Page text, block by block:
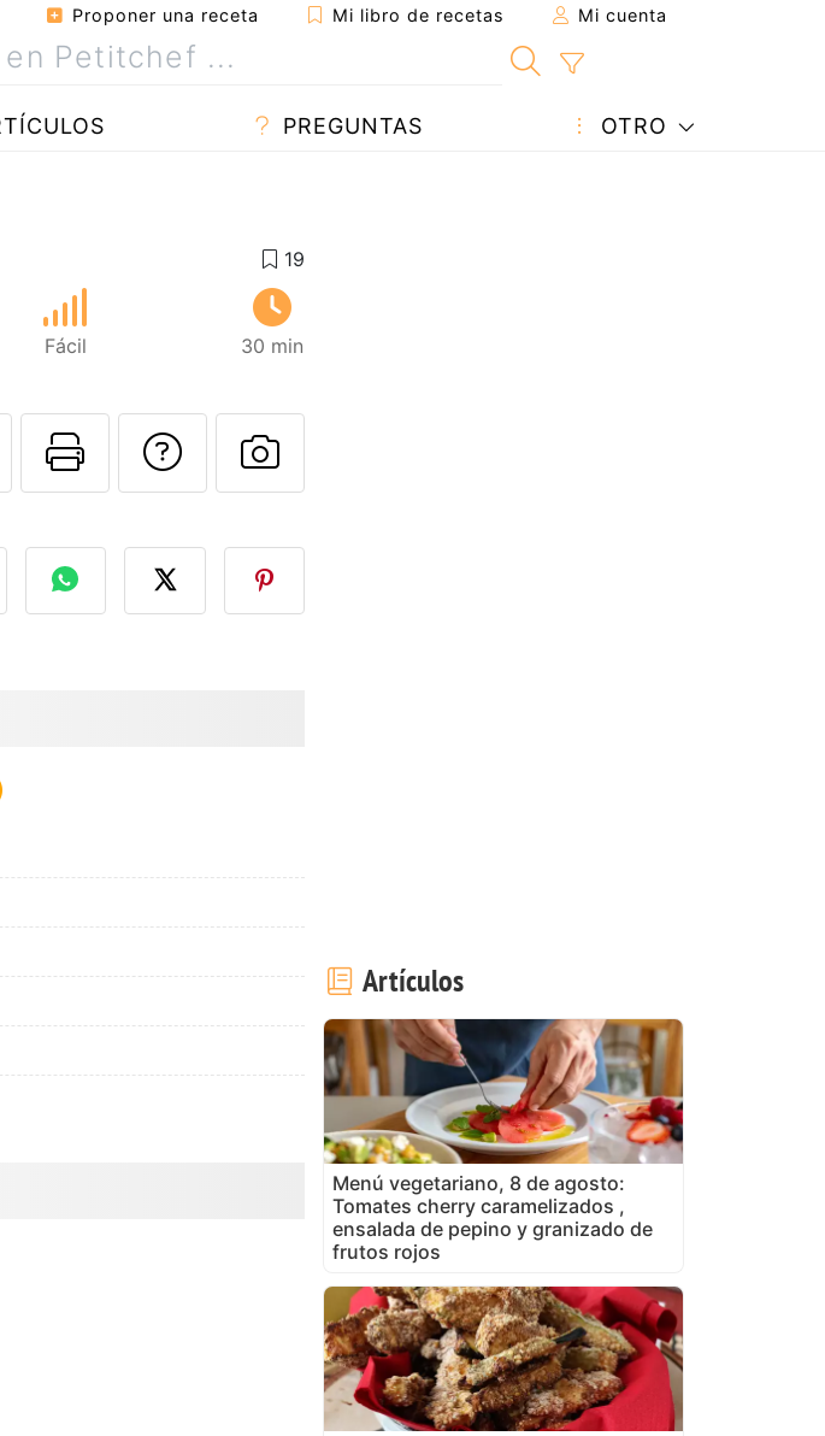
Proponer una receta Mi libro de recetas Mi cuenta
PREGUNTAS OTRO
Fácil 30 min
Enviar esta receta a un amigo
Imprimir esta página
Preguntar al autor
Publicar la foto de esta receta
Artículos
Menú vegetariano, 8 de agosto:
Tomates cherry caramelizados ,
ensalada de pepino y granizado de
frutos rojos